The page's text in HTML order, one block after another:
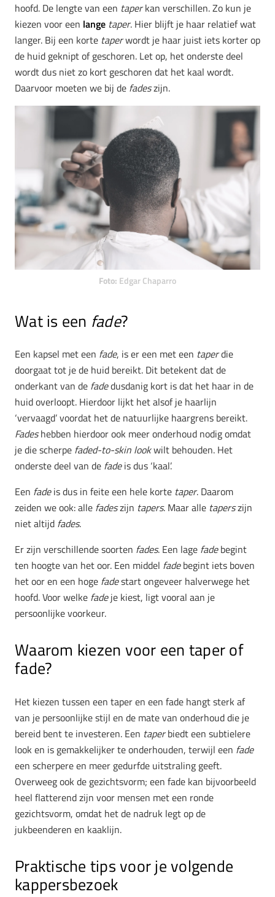
hoofd. De lengte van een taperkan verschillen. Zo kun je
kiezen voor een lange taper. Hier blijft je haar relatief wat
langer. Bij een korte taperwordt je haar juist iets korter op
de huid geknipt of geschoren. Let op, het onderste deel
wordt dus niet zo kort geschoren dat het kaal wordt.
Daarvoor moeten we bij de fadeszijn.
Foto: Edgar Chaparro
Wat is een fade?
Een kapsel met een fade, is er een met een taperdie
doorgaat tot je de huid bereikt. Dit betekent dat de
onderkant van de fadedusdanig kort is dat het haar in de
huid overloopt. Hierdoor lijkt het alsof je haarlijn
‘vervaagd’ voordat het de natuurlijke haargrens bereikt.
Fadeshebben hierdoor ook meer onderhoud nodig omdat
je die scherpe faded-to-skin lookwilt behouden. Het
onderste deel van de fadeis dus ‘kaal’.
Een fadeis dus in feite een hele korte taper. Daarom
zeiden we ook: alle fadeszijn tapers. Maar alle taperszijn
niet altijd fades.
Er zijn verschillende soorten fades. Een lage fadebegint
ten hoogte van het oor. Een middel fadebegint iets boven
het oor en een hoge fadestart ongeveer halverwege het
hoofd. Voor welke fadeje kiest, ligt vooral aan je
persoonlijke voorkeur.
Waarom kiezen voor een taper of
fade?
Het kiezen tussen een taper en een fade hangt sterk af
van je persoonlijke stijl en de mate van onderhoud die je
bereid bent te investeren. Een taperbiedt een subtielere
look en is gemakkelijker te onderhouden, terwijl een fade
een scherpere en meer gedurfde uitstraling geeft.
Overweeg ook de gezichtsvorm; een fade kan bijvoorbeeld
heel flatterend zijn voor mensen met een ronde
gezichtsvorm, omdat het de nadruk legt op de
jukbeenderen en kaaklijn.
Praktische tips voor je volgende
kappersbezoek